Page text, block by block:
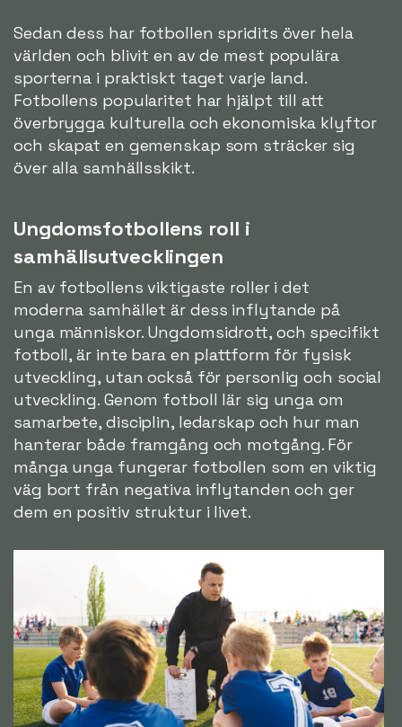
Sedan dess har fotbollen spridits över hela
världen och blivit en av de mest populära
sporterna i praktiskt taget varje land.
Fotbollens popularitet har hjälpt till att
överbrygga kulturella och ekonomiska klyftor
och skapat en gemenskap som sträcker sig
över alla samhällsskikt.
Ungdomsfotbollens roll i
samhällsutvecklingen
En av fotbollens viktigaste roller i det
moderna samhället är dess inflytande på
unga människor. Ungdomsidrott, och specifikt
fotboll, är inte bara en plattform för fysisk
utveckling, utan också för personlig och social
utveckling. Genom fotboll lär sig unga om
samarbete, disciplin, ledarskap och hur man
hanterar både framgång och motgång. För
många unga fungerar fotbollen som en viktig
väg bort från negativa inflytanden och ger
dem en positiv struktur i livet.